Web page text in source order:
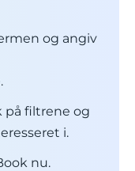
og angiv
på filtrene og
i.
nu.